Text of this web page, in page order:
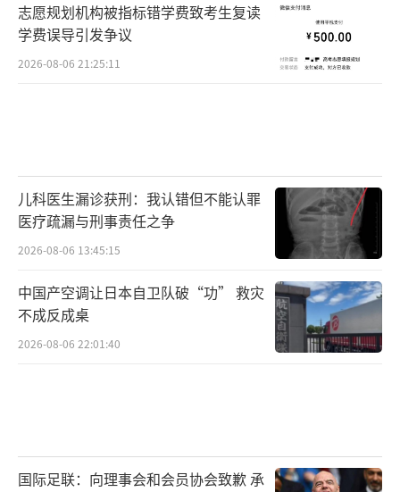
志愿规划机构被指标错学费致考生复读
学费误导引发争议
2026-08-06 21:25:11
儿科医生漏诊获刑：我认错但不能认罪
医疗疏漏与刑事责任之争
2026-08-06 13:45:15
中国产空调让日本自卫队破“功” 救灾
不成反成桌
2026-08-06 22:01:40
国际足联：向理事会和会员协会致歉 承